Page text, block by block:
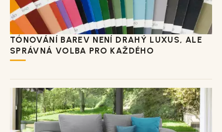
TÓNOVÁNÍ BAREV NENÍ DRAHÝ LUXUS, ALE
SPRÁVNÁ VOLBA PRO KAŽDÉHO